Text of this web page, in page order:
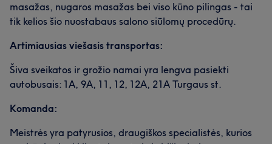
masažas, nugaros masažas bei viso kūno pilingas - tai
tik kelios šio nuostabaus salono siūlomų procedūrų.
Artimiausias viešasis transportas:
Šiva sveikatos ir grožio namai yra lengva pasiekti
autobusais: 1A, 9A, 11, 12, 12A, 21A Turgaus st.
Komanda:
Meistrės yra patyrusios, draugiškos specialistės, kurios